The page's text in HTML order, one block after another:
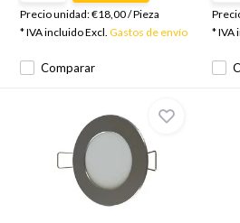
Comparar
Precio unidad:€18,00/Pieza
* IVA incluido Excl.Gastos de envío
* IVA